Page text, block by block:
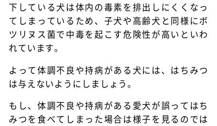
下している犬は体内の毒素を排出しにくくなっ
てしまっているため、子犬や高齢犬と同様にボ
ツリヌス菌で中毒を起こす危険性が高いといわ
れています。
よって体調不良や持病がある犬には、はちみつ
は与えないようにしましょう。
もし、体調不良や持病がある愛犬が誤ってはち
みつを食べてしまった場合は様子を見るのでは